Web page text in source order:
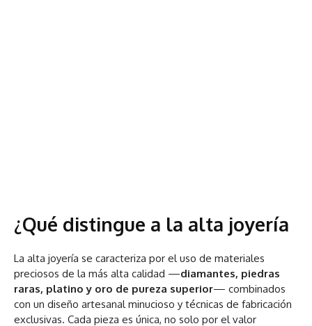
¿Qué distingue a la alta joyería
La alta joyería se caracteriza por el uso de materiales
preciosos de la más alta calidad —diamantes, piedras
raras, platino y oro de pureza superior— combinados
con un diseño artesanal minucioso y técnicas de fabricación
exclusivas. Cada pieza es única, no solo por el valor